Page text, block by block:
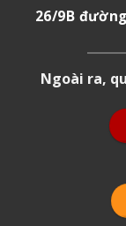
26/9B
Ngoài ra,